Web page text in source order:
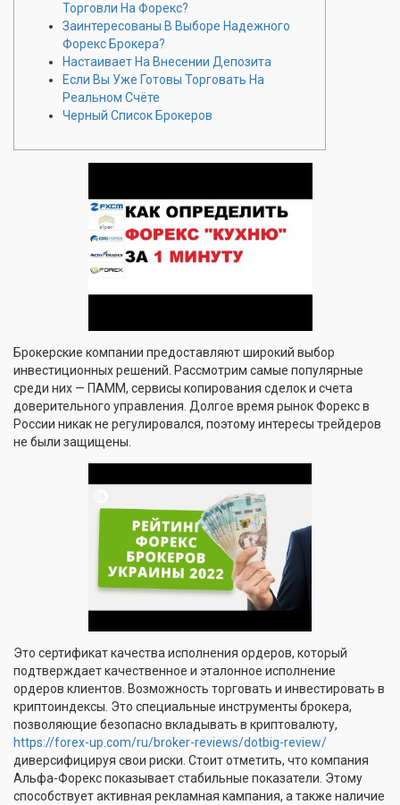
Торговли На Форекс?
Заинтересованы В Выборе Надежного
Форекс Брокера?
Настаивает На Внесении Депозита
Если Вы Уже Готовы Торговать На
Реальном Счёте
Черный Список Брокеров
Брокерские компании предоставляют широкий выбор
инвестиционных решений. Рассмотрим самые популярные
среди них — ПАММ, сервисы копирования сделок и счета
доверительного управления. Долгое время рынок Форекс в
России никак не регулировался, поэтому интересы трейдеров
не были защищены.
Это сертификат качества исполнения ордеров, который
подтверждает качественное и эталонное исполнение
ордеров клиентов. Возможность торговать и инвестировать в
криптоиндексы. Это специальные инструменты брокера,
позволяющие безопасно вкладывать в криптовалюту,
https://forex-up.com/ru/broker-reviews/dotbig-review/
диверсифицируя свои риски. Стоит отметить, что компания
Альфа-Форекс показывает стабильные показатели. Этому
способствует активная рекламная кампания, а также наличие